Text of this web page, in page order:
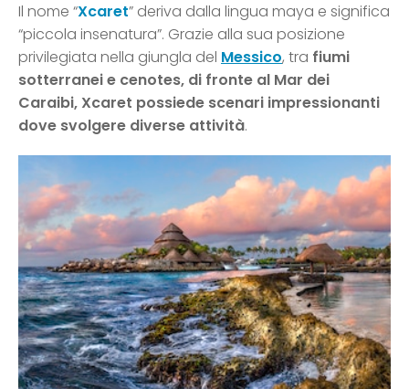
Il nome “Xcaret” deriva dalla lingua maya e significa
“piccola insenatura”. Grazie alla sua posizione
privilegiata nella giungla del Messico, tra fiumi
sotterranei e cenotes, di fronte al Mar dei
Caraibi, Xcaret possiede scenari impressionanti
dove svolgere diverse attività.